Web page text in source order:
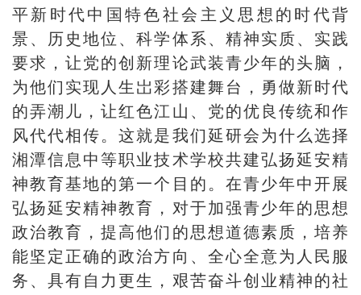
平新时代中国特色社会主义思想的时代背
景、历史地位、科学体系、精神实质、实践
要求，让党的创新理论武装青少年的头脑，
为他们实现人生岀彩搭建舞台，勇做新时代
的弄潮儿，让红色江山、党的优良传统和作
风代代相传。这就是我们延研会为什么选择
湘潭信息中等职业技术学校共建弘扬延安精
神教育基地的第一个目的。在青少年中开展
弘扬延安精神教育，对于加强青少年的思想
政治教育，提高他们的思想道德素质，培养
能坚定正确的政治方向、全心全意为人民服
务、具有自力更生，艰苦奋斗创业精神的社